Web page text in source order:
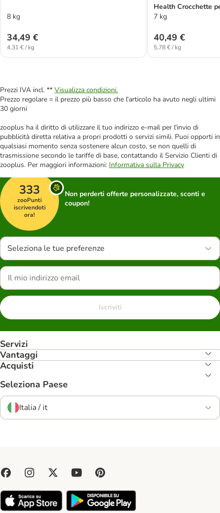
8 kg
34,49 €
4,31 € / kg
Health Crocchette
7 kg
40,49 €
5,78 € / kg
Prezzi IVA incl. ** Visualizza condizioni.
Prezzo regolare = il prezzo più basso che l'articolo ha avuto negli ultimi
30 giorni
zooplus ha il diritto di utilizzare il tuo indirizzo e-mail per l'invio di
pubblicità diretta relativa a propri prodotti o servizi simili. Puoi opporti in
qualsiasi momento senza sostenere alcun costo, se non quelli di
trasmissione secondo le tariffe di base, contattando il Servizio Clienti di
zooplus. Per maggiori informazioni: Informativa sulla Privacy
333
zooPunti
iscrivendoti
ora!
Non perderti offerte personalizzate, sconti e
coupon!
Seleziona le tue preferenze
Iscriviti
Servizi
Vantaggi
Acquisti
Seleziona Paese
Italia / it